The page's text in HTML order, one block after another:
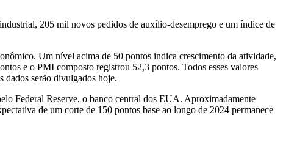
205 mil novos pedidos de auxílio-desemprego e um índice de
Um nível acima de 50 pontos indica crescimento da atividade,
e o PMI composto registrou 52,3 pontos. Todos esses valores
dados serão divulgados hoje.
Federal Reserve, o banco central dos EUA. Aproximadamente
de um corte de 150 pontos base ao longo de 2024 permanece